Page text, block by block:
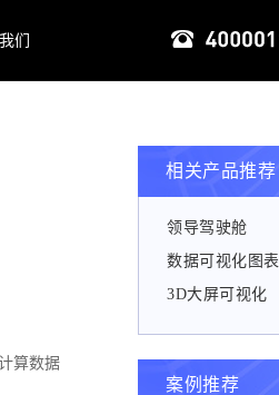
们
算数据
相关产品推荐
领导驾驶舱
数据可视化图表
3D大屏可视化
案例推荐